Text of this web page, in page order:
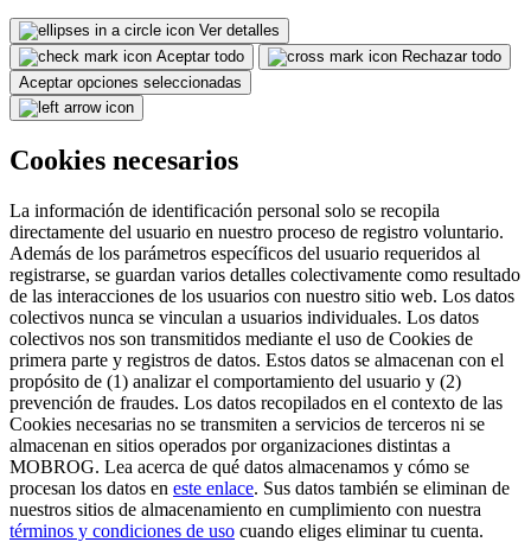
Ver detalles
Aceptar todo
Rechazar todo
Aceptar opciones seleccionadas
Cookies necesarios
La información de identificación personal solo se recopila
directamente del usuario en nuestro proceso de registro voluntario.
Además de los parámetros específicos del usuario requeridos al
registrarse, se guardan varios detalles colectivamente como resultado
de las interacciones de los usuarios con nuestro sitio web. Los datos
colectivos nunca se vinculan a usuarios individuales. Los datos
colectivos nos son transmitidos mediante el uso de Cookies de
primera parte y registros de datos. Estos datos se almacenan con el
propósito de (1) analizar el comportamiento del usuario y (2)
prevención de fraudes. Los datos recopilados en el contexto de las
Cookies necesarias no se transmiten a servicios de terceros ni se
almacenan en sitios operados por organizaciones distintas a
MOBROG. Lea acerca de qué datos almacenamos y cómo se
procesan los datos en este enlace. Sus datos también se eliminan de
nuestros sitios de almacenamiento en cumplimiento con nuestra
términos y condiciones de uso cuando eliges eliminar tu cuenta.